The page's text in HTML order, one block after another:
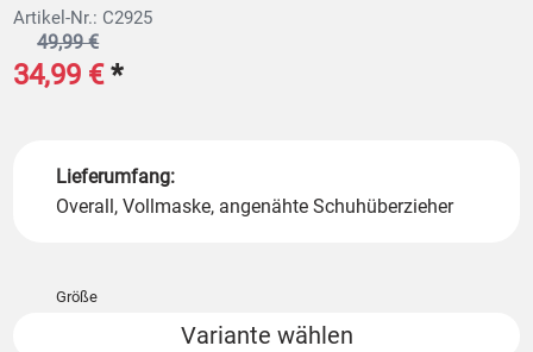
Artikel-Nr.: C2925
34,99 €*
49,99 €
Lieferumfang:
Overall, Vollmaske, angenähte Schuhüberzieher
Größe
Variante wählen